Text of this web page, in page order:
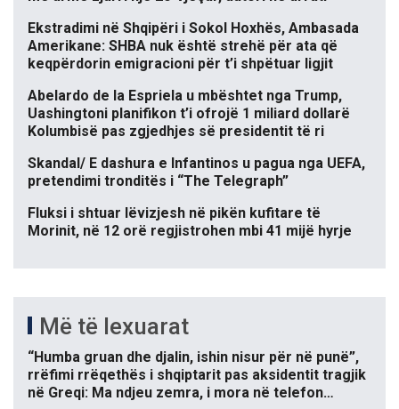
Ekstradimi në Shqipëri i Sokol Hoxhës, Ambasada
Amerikane: SHBA nuk është strehë për ata që
keqpërdorin emigracioni për t’i shpëtuar ligjit
Abelardo de la Espriela u mbështet nga Trump,
Uashingtoni planifikon t’i ofrojë 1 miliard dollarë
Kolumbisë pas zgjedhjes së presidentit të ri
Skandal/ E dashura e Infantinos u pagua nga UEFA,
pretendimi tronditës i “The Telegraph”
Fluksi i shtuar lëvizjesh në pikën kufitare të
Morinit, në 12 orë regjistrohen mbi 41 mijë hyrje
Më të lexuarat
“Humba gruan dhe djalin, ishin nisur për në punë”,
rrëfimi rrëqethës i shqiptarit pas aksidentit tragjik
në Greqi: Ma ndjeu zemra, i mora në telefon…